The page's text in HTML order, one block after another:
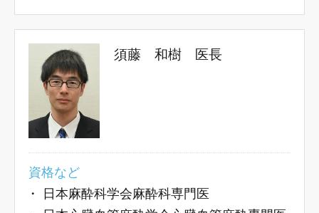
須藤 和樹 医長
資格など
・
日本麻酔科学会麻酔科専門医